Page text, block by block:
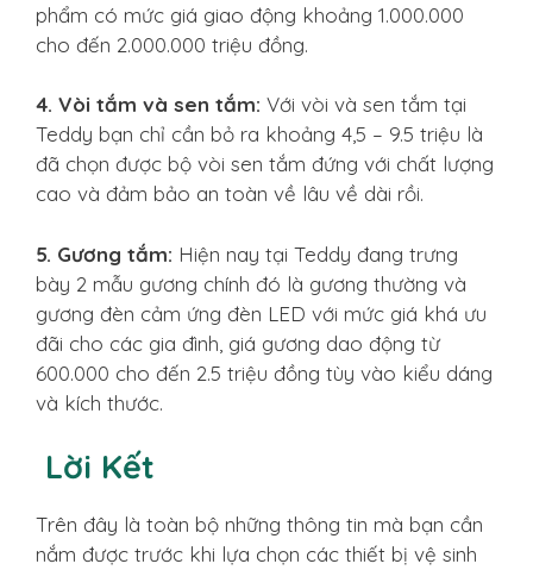
phẩm có mức giá giao động khoảng 1.000.000
cho đến 2.000.000 triệu đồng.
4. Vòi tắm và sen tắm: Với vòi và sen tắm tại
Teddy bạn chỉ cần bỏ ra khoảng 4,5 – 9.5 triệu là
đã chọn được bộ vòi sen tắm đứng với chất lượng
cao và đảm bảo an toàn về lâu về dài rồi.
5. Gương tắm: Hiện nay tại Teddy đang trưng
bày 2 mẫu gương chính đó là gương thường và
gương đèn cảm ứng đèn LED với mức giá khá ưu
đãi cho các gia đình, giá gương dao động từ
600.000 cho đến 2.5 triệu đồng tùy vào kiểu dáng
và kích thước.
Lời Kết
Trên đây là toàn bộ những thông tin mà bạn cần
nắm được trước khi lựa chọn các thiết bị vệ sinh